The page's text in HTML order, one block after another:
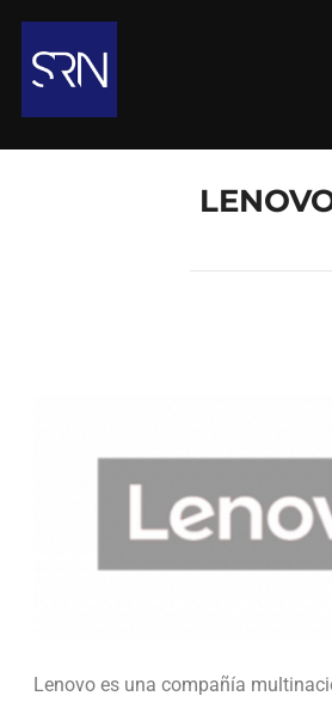
Lenovo es una compañía